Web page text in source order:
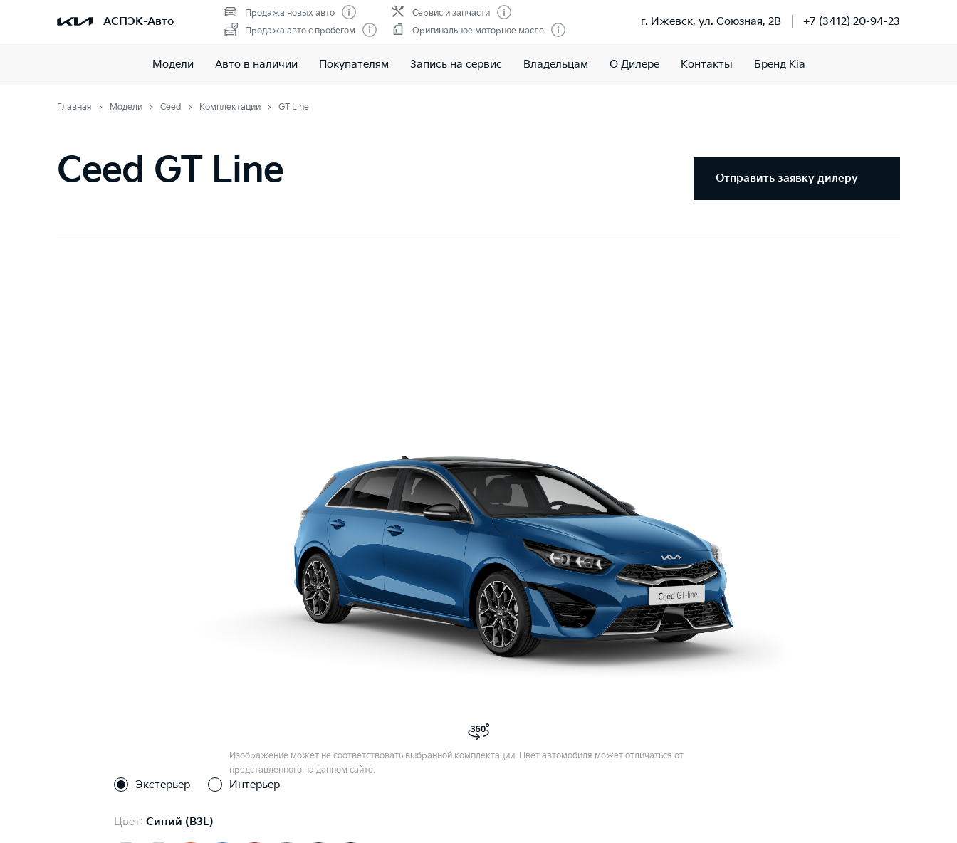
АСПЭК-Авто
Продажа новых авто
Продажа авто с пробегом
Сервис и запчасти
Оригинальное моторное масло
г. Ижевск, ул. Союзная, 2В +7 (3412) 20-94-23
Модели Авто в наличии Покупателям Запись на сервис Владельцам О Дилере Контакты Бренд Kia
Главная Модели Ceed Комплектации GT Line
Ceed GT Line Отправить заявку дилеру
Изображение может не соответствовать выбранной комплектации. Цвет автомобиля может отличаться от
представленного на данном сайте.
Экстерьер Интерьер
Цвет: Синий (B3L)